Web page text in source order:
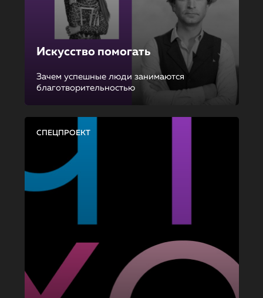
Искусство помогать
Зачем успешные люди занимаются
благотворительностью
СПЕЦПРОЕКТ